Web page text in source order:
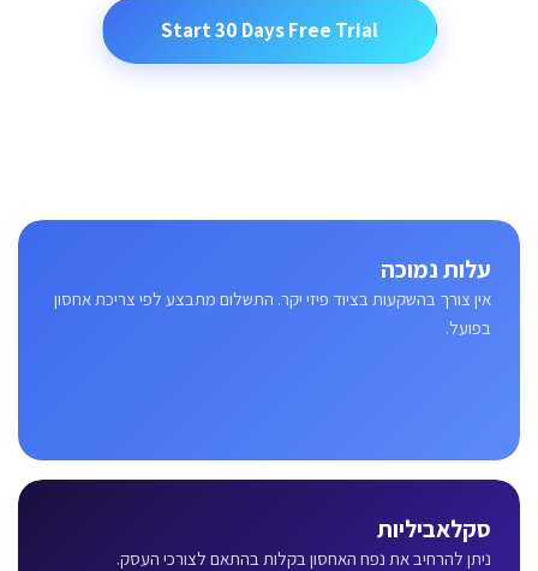
Start 30 Days Free Trial
עלות נמוכה
אין צורך בהשקעות בציוד פיזי יקר. התשלום מתבצע לפי צריכת אחסון
בפועל.
סקלאביליות
ניתן להרחיב את נפח האחסון בקלות בהתאם לצורכי העסק.